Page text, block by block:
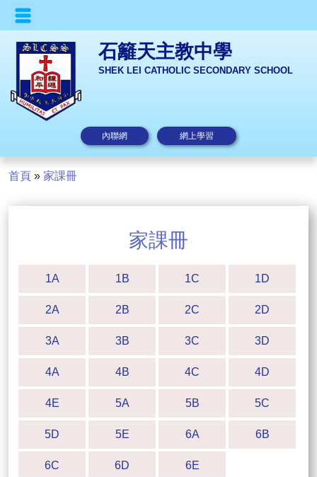
石籬天主教中學
SHEK LEI CATHOLIC SECONDARY SCHOOL
內聯網 網上學習
首頁 » 家課冊
家課冊
1A 1B 1C 1D
2A 2B 2C 2D
3A 3B 3C 3D
4A 4B 4C 4D
4E 5A 5B 5C
5D 5E 6A 6B
6C 6D 6E